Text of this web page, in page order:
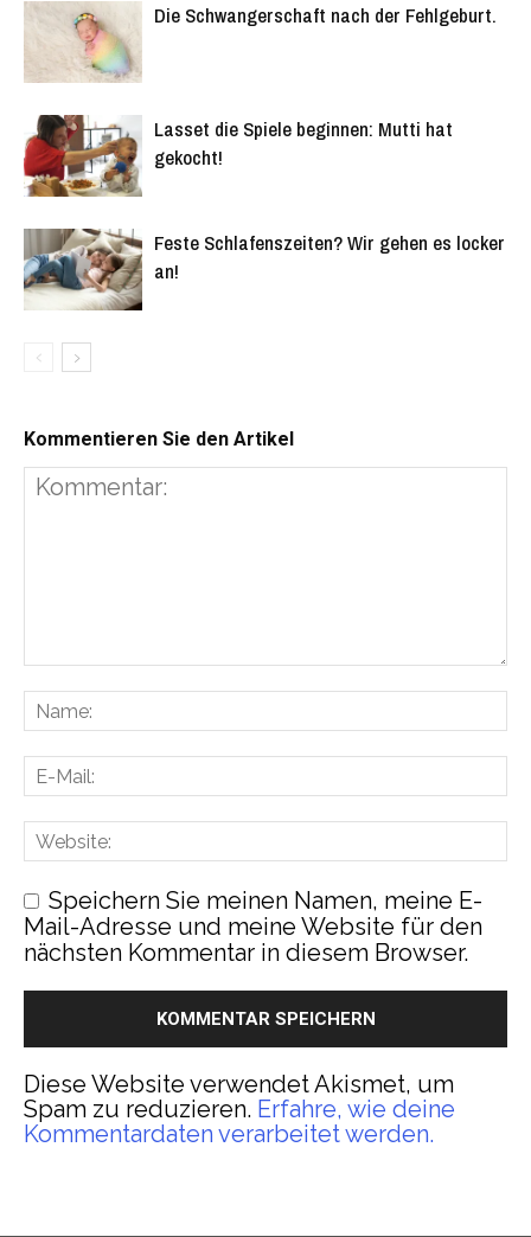
Die Schwangerschaft nach der Fehlgeburt.
Lasset die Spiele beginnen: Mutti hat
gekocht!
Feste Schlafenszeiten? Wir gehen es locker
an!
Kommentieren Sie den Artikel
Speichern Sie meinen Namen, meine E-
Mail-Adresse und meine Website für den
nächsten Kommentar in diesem Browser.
Diese Website verwendet Akismet, um
Spam zu reduzieren. Erfahre, wie deine
Kommentardaten verarbeitet werden.